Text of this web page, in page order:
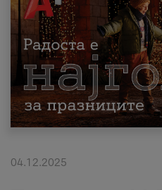
МК EN SQ
Приватни
Поддршка
Надополни кредит
04.12.2025